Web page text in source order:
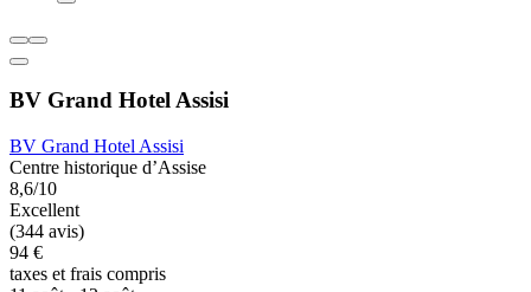
BV Grand Hotel Assisi
BV Grand Hotel Assisi
Centre historique d’Assise
8,6/10
Excellent
(344 avis)
94 €
taxes et frais compris